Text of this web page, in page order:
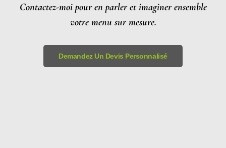
Contactez-moi pour en parler et imaginer ensemble
votre menu sur mesure.
Demandez Un Devis Personnalisé